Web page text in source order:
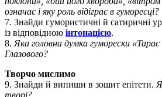
означає і яку роль відіграє в гуморесці?
7. Знайди гумористичні й сатиричні
із відповідною інтонацією.
8. Яка головна думка гуморески
Глазового?
Творчо мислимо
9. Знайди й випиши в зошит епітети.